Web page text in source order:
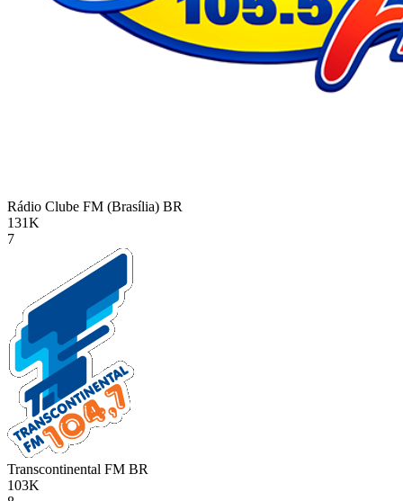
Rádio Clube FM (Brasília) BR
131K
7
Transcontinental FM BR
103K